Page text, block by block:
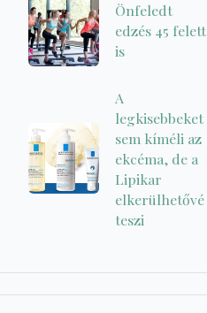
Önfeledt
edzés 45 felett
is
A
legkisebbeket
sem kíméli az
ekcéma, de a
Lipikar
elkerülhetővé
teszi